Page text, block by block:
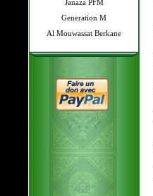
Janaza PFM
Generation M
Al Mouwassat Berkane